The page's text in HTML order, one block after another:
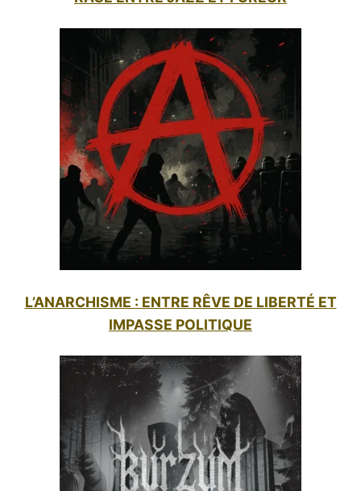
L’ANARCHISME : ENTRE RÊVE DE LIBERTÉ ET
IMPASSE POLITIQUE